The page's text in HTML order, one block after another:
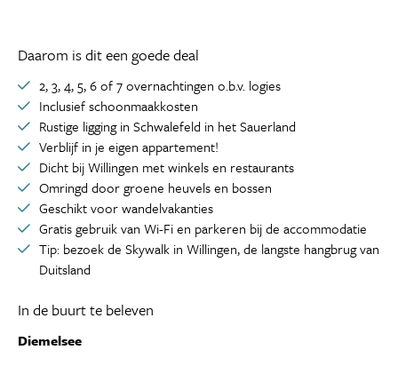
Daarom is dit een goede deal
2, 3, 4, 5, 6 of 7 overnachtingen o.b.v. logies
Inclusief schoonmaakkosten
Rustige ligging in Schwalefeld in het Sauerland
Verblijf in je eigen appartement!
Dicht bij Willingen met winkels en restaurants
Omringd door groene heuvels en bossen
Geschikt voor wandelvakanties
Gratis gebruik van Wi-Fi en parkeren bij de accommodatie
Tip: bezoek de Skywalk in Willingen, de langste hangbrug van
Duitsland
In de buurt te beleven
Diemelsee